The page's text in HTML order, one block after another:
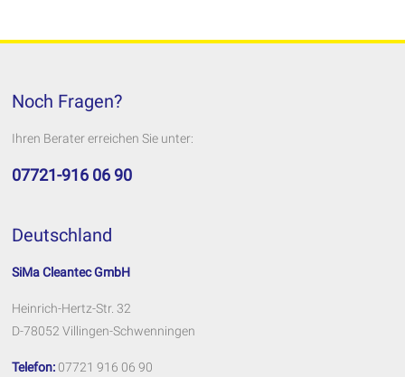
Noch Fragen?
Ihren Berater erreichen Sie unter:
07721-916 06 90
Deutschland
SiMa Cleantec GmbH
Heinrich-Hertz-Str. 32
D-78052 Villingen-Schwenningen
Telefon: 07721 916 06 90